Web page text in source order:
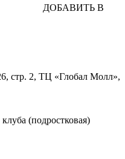
ДОБАВИТЬ В
стр. 2, ТЦ «Глобал Молл»,
(подростковая)